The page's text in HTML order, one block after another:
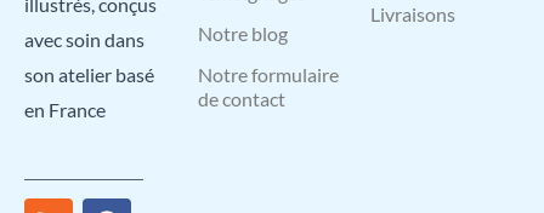
avec soin dans
son atelier basé
en France
Notre blog
Notre formulaire
de contact
Livraisons